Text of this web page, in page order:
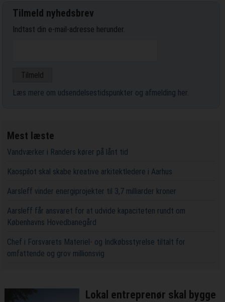
Tilmeld nyhedsbrev
Indtast din e-mail-adresse herunder.
Læs mere om udsendelsestidspunkter og afmelding her.
Mest læste
Vandværker i Randers kører på lånt tid
Kaospilot skal skabe kreative arkitektledere i Aarhus
Aarsleff vinder energiprojekter til 3,7 milliarder kroner
Aarsleff får ansvaret for at udvide kapaciteten rundt om
Københavns Hovedbanegård
Chef i Forsvarets Materiel- og Indkøbsstyrelse tiltalt for
omfattende og grov millionsvig
Lokal entreprenør skal bygge